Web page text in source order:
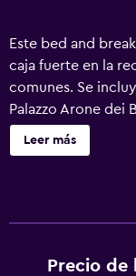
Este bed and
caja fuerte en la
comunes. Se
Palazzo Arone dei
alojamientos con
con decoraciones
los días y es
Leer más
Precio